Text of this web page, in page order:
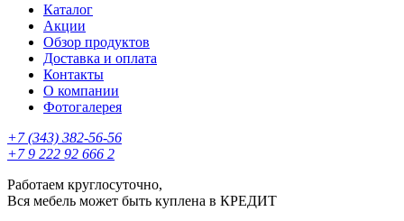
Каталог
Акции
Обзор продуктов
Доставка и оплата
Контакты
О компании
Фотогалерея
+7 (343) 382-56-56
+7 9 222 92 666 2
Работаем круглосуточно,
Вся мебель может быть куплена в КРЕДИТ